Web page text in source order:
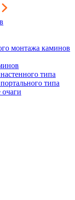
монтажа каминов
типа
типа